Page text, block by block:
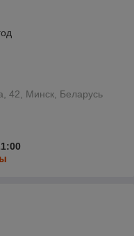
42, Минск, Беларусь